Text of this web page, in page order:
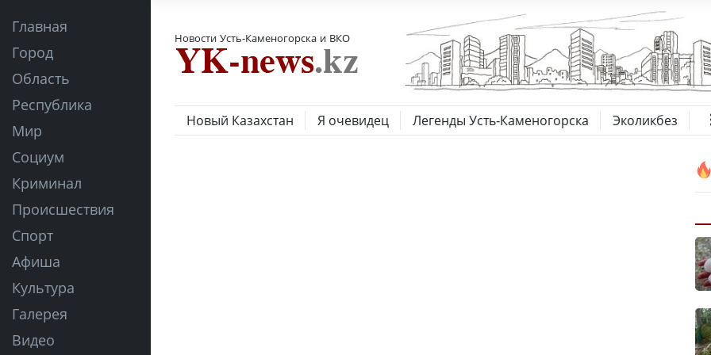
Главная
Город
Область
Республика
Мир
Социум
Криминал
Происшествия
Спорт
Афиша
Культура
Галерея
Видео
Новости Усть-Каменогорска и ВКО
Новый Казахстан Я очевидец Легенды Усть-Каменогорска Эколикбез